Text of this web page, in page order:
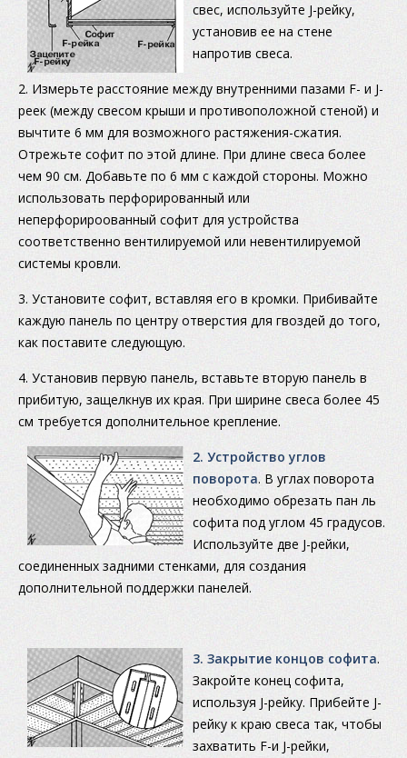
свес, используйте J-рейку,
установив ее на стене
напротив свеса.
2. Измерьте расстояние между внутренними пазами F- и J-
реек (между свесом крыши и противоположной стеной) и
вычтите 6 мм для возможного растяжения-сжатия.
Отрежьте софит по этой длине. При длине свеса более
чем 90 см. Добавьте по 6 мм с каждой стороны. Можно
использовать перфорированный или
неперфорироованный софит для устройства
соответственно вентилируемой или невентилируемой
системы кровли.
3. Установите софит, вставляя его в кромки. Прибивайте
каждую панель по центру отверстия для гвоздей до того,
как поставите следующую.
4. Установив первую панель, вставьте вторую панель в
прибитую, защелкнув их края. При ширине свеса более 45
см требуется дополнительное крепление.
2. Устройство углов
поворота. В углах поворота
необходимо обрезать пан ль
софита под углом 45 градусов.
Используйте две J-рейки,
соединенных задними стенками, для создания
дополнительной поддержки панелей.
3. Закрытие концов софита.
Закройте конец софита,
используя J-рейку. Прибейте J-
рейку к краю свеса так, чтобы
захватить F-и J-рейки,